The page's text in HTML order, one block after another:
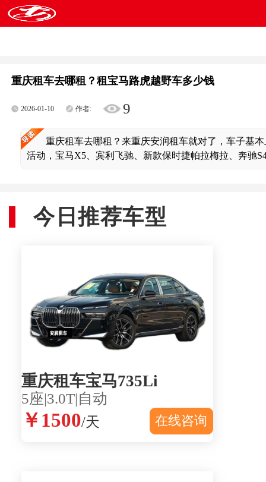
重庆租车去哪租？租宝马路虎越野车多少钱
2026-01-10 作者: 9
重庆租车去哪租？来重庆安润租车就对了，车子基
活动，宝马X5、宾利飞驰、新款保时捷帕拉梅拉、奔驰
今日推荐车型
重庆租车宝马735Li
5座|3.0T|自动
￥1500/天 在线咨询